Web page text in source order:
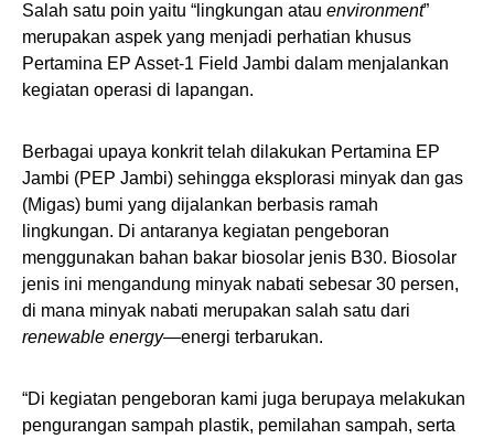
Salah satu poin yaitu “lingkungan atau environment”
merupakan aspek yang menjadi perhatian khusus
Pertamina EP Asset-1 Field Jambi dalam menjalankan
kegiatan operasi di lapangan.
Berbagai upaya konkrit telah dilakukan Pertamina EP
Jambi (PEP Jambi) sehingga eksplorasi minyak dan gas
(Migas) bumi yang dijalankan berbasis ramah
lingkungan. Di antaranya kegiatan pengeboran
menggunakan bahan bakar biosolar jenis B30. Biosolar
jenis ini mengandung minyak nabati sebesar 30 persen,
di mana minyak nabati merupakan salah satu dari
renewable energy—energi terbarukan.
“Di kegiatan pengeboran kami juga berupaya melakukan
pengurangan sampah plastik, pemilahan sampah, serta